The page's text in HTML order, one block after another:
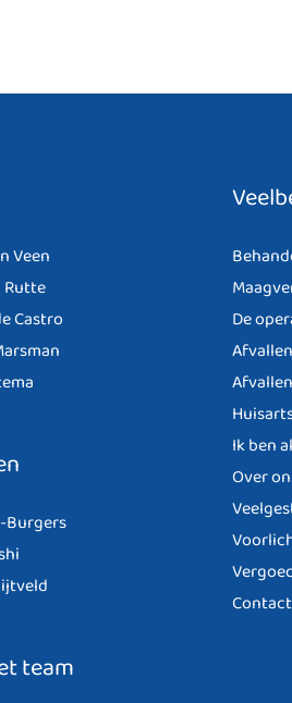
Veen
Rutte
Castro
Burgers
team
De
Ik ben
Over
Contact